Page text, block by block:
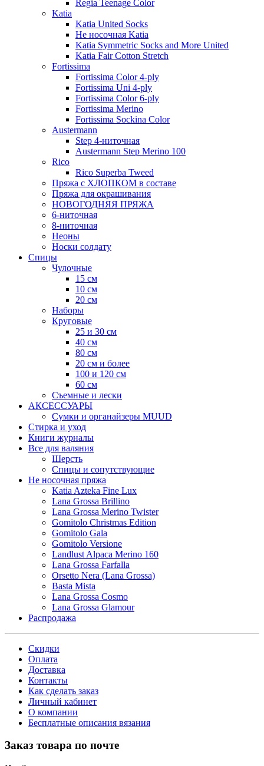
Regia Teenage Color
Katia
Katia United Socks
Не носочная Katia
Katia Symmetric Socks and More United
Katia Fair Cotton Stretch
Fortissima
Fortissima Color 4-ply
Fortissima Uni 4-ply
Fortissima Color 6-ply
Fortissima Merino
Fortissima Sockina Color
Austermann
Step 4-ниточная
Austermann Step Merino 100
Rico
Rico Superba Tweed
Пряжа с ХЛОПКОМ в составе
Пряжа для окрашивания
НОВОГОДНЯЯ ПРЯЖА
6-ниточная
8-ниточная
Неоны
Носки солдату
Спицы
Чулочные
15 см
10 см
20 см
Наборы
Круговые
25 и 30 см
40 см
80 см
20 см и более
100 и 120 см
60 см
Съемные и лески
АКСЕССУАРЫ
Сумки и органайзеры MUUD
Стирка и уход
Книги журналы
Все для валяния
Шерсть
Спицы и сопутствующие
Не носочная пряжа
Katia Azteka Fine Lux
Lana Grossa Brillino
Lana Grossa Merino Twister
Gomitolo Christmas Edition
Gomitolo Gala
Gomitolo Versione
Landlust Alpaca Merino 160
Lana Grossa Farfalla
Orsetto Nera (Lana Grossa)
Basta Mista
Lana Grossa Cosmo
Lana Grossa Glamour
Распродажа
Скидки
Оплата
Доставка
Контакты
Как сделать заказ
Личный кабинет
О компании
Бесплатные описания вязания
Заказ товара по почте